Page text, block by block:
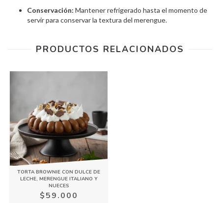
Conservación: Mantener refrigerado hasta el momento de
servir para conservar la textura del merengue.
PRODUCTOS RELACIONADOS
TORTA BROWNIE CON DULCE DE
LECHE, MERENGUE ITALIANO Y
NUECES
$59.000